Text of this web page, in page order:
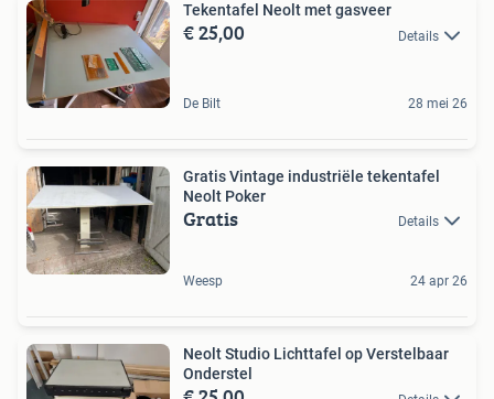
Tekentafel Neolt met gasveer
€ 25,00 Details
De Bilt 28 mei 26
Gratis Vintage industriële tekentafel
Neolt Poker
Gratis Details
Weesp 24 apr 26
Neolt Studio Lichttafel op Verstelbaar
Onderstel